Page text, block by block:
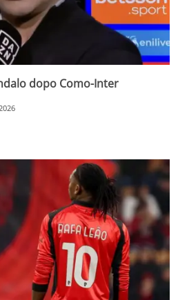
dopo Como-Inter